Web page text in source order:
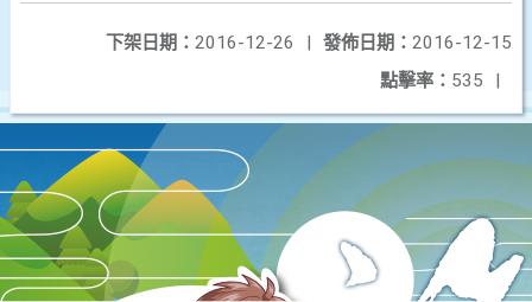
發佈日期： 2016-12-15
下架日期： 2016-12-26
|
點擊率： 535 |